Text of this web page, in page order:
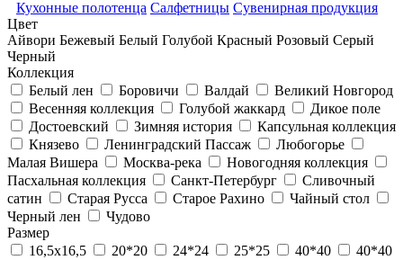
Кухонные полотенца Салфетницы Сувенирная продукция
Цвет
Айвори Бежевый Белый Голубой Красный Розовый Серый
Черный
Коллекция
Белый лен
Боровичи Валдай
Великий Новгород
Весенняя коллекция
Голубой жаккард
Дикое поле
Достоевский
Зимняя история
Капсульная коллекция
Князево
Ленинградский Пассаж
Любогорье
Малая Вишера
Москва-река
Новогодняя коллекция
Пасхальная коллекция
Санкт-Петербург
Сливочный
сатин
Старая Русса Старое Рахино
Чайный стол
Черный лен
Чудово
Размер
16,5х16,5
20*20 24*24 25*25 40*40
40*40